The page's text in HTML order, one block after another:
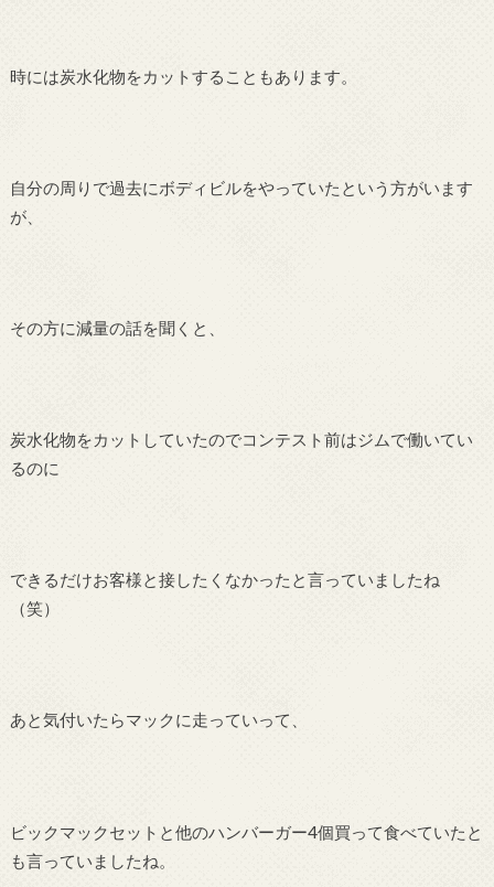
時には炭水化物をカットすることもあります。
自分の周りで過去にボディビルをやっていたという方がいます
が、
その方に減量の話を聞くと、
炭水化物をカットしていたのでコンテスト前はジムで働いてい
るのに
できるだけお客様と接したくなかったと言っていましたね
（笑）
あと気付いたらマックに走っていって、
ビックマックセットと他のハンバーガー4個買って食べていたと
も言っていましたね。